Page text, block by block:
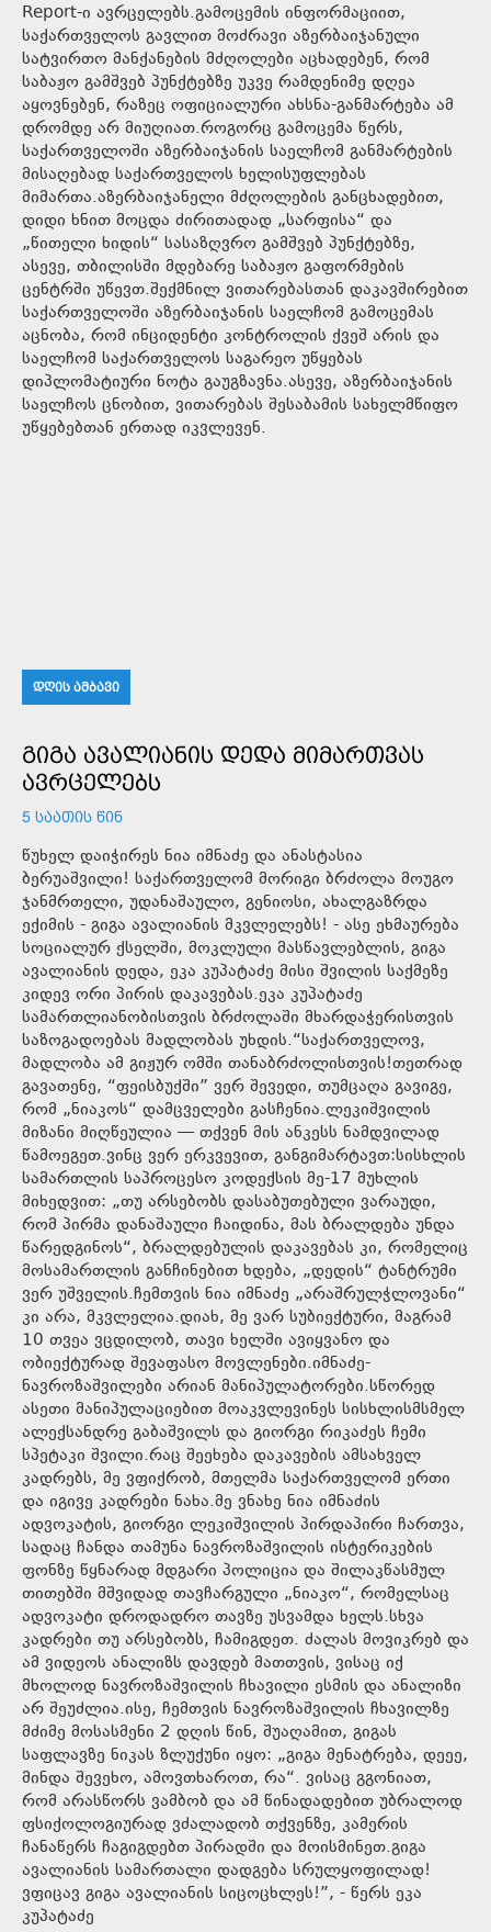
Report-ი ავრცელებს.გამოცემის ინფორმაციით,
საქართველოს გავლით მოძრავი აზერბაიჯანული
სატვირთო მანქანების მძღოლები აცხადებენ, რომ
საბაჟო გამშვებ პუნქტებზე უკვე რამდენიმე დღეა
აყოვნებენ, რაზეც ოფიციალური ახსნა-განმარტება ამ
დრომდე არ მიუღიათ.როგორც გამოცემა წერს,
საქართველოში აზერბაიჯანის საელჩომ განმარტების
მისაღებად საქართველოს ხელისუფლებას
მიმართა.აზერბაიჯანელი მძღოლების განცხადებით,
დიდი ხნით მოცდა ძირითადად „სარფისა“ და
„წითელი ხიდის“ სასაზღვრო გამშვებ პუნქტებზე,
ასევე, თბილისში მდებარე საბაჟო გაფორმების
ცენტრში უწევთ.შექმნილ ვითარებასთან დაკავშირებით
საქართველოში აზერბაიჯანის საელჩომ გამოცემას
აცნობა, რომ ინციდენტი კონტროლის ქვეშ არის და
საელჩომ საქართველოს საგარეო უწყებას
დიპლომატიური ნოტა გაუგზავნა.ასევე, აზერბაიჯანის
საელჩოს ცნობით, ვითარებას შესაბამის სახელმწიფო
უწყებებთან ერთად იკვლევენ.
ᲓᲦᲘᲡ ᲐᲛᲑᲐᲕᲘ
ᲒᲘᲒᲐ ᲐᲕᲐᲚᲘᲐᲜᲘᲡ ᲓᲔᲓᲐ ᲛᲘᲛᲐᲠᲗᲕᲐᲡ
ᲐᲕᲠᲪᲔᲚᲔᲑᲡ
5 ᲡᲐᲐᲗᲘᲡ ᲬᲘᲜ
წუხელ დაიჭირეს ნია იმნაძე და ანასტასია
ბერუაშვილი! საქართველომ მორიგი ბრძოლა მოუგო
ჯანმრთელი, უდანაშაულო, გენიოსი, ახალგაზრდა
ექიმის - გიგა ავალიანის მკვლელებს! - ასე ეხმაურება
სოციალურ ქსელში, მოკლული მასწავლებლის, გიგა
ავალიანის დედა, ეკა კუპატაძე მისი შვილის საქმეზე
კიდევ ორი პირის დაკავებას.ეკა კუპატაძე
სამართლიანობისთვის ბრძოლაში მხარდაჭერისთვის
საზოგადოებას მადლობას უხდის.“საქართველოვ,
მადლობა ამ გიჟურ ომში თანაბრძოლისთვის!თეთრად
გავათენე, “ფეისბუქში” ვერ შევედი, თუმცაღა გავიგე,
რომ „ნიაკოს“ დამცველები გასჩენია.ლეკიშვილის
მიზანი მიღწეულია — თქვენ მის ანკესს ნამდვილად
წამოეგეთ.ვინც ვერ ერკვევით, განგიმარტავთ:სისხლის
სამართლის საპროცესო კოდექსის მე-17 მუხლის
მიხედვით: „თუ არსებობს დასაბუთებული ვარაუდი,
რომ პირმა დანაშაული ჩაიდინა, მას ბრალდება უნდა
წარედგინოს“, ბრალდებულის დაკავებას კი, რომელიც
მოსამართლის განჩინებით ხდება, „დედის“ ტანტრუმი
ვერ უშველის.ჩემთვის ნია იმნაძე „არაშრულჭლოვანი“
კი არა, მკვლელია.დიახ, მე ვარ სუბიექტური, მაგრამ
10 თვეა ვცდილობ, თავი ხელში ავიყვანო და
ობიექტურად შევაფასო მოვლენები.იმნაძე-
ნავროზაშვილები არიან მანიპულატორები.სწორედ
ასეთი მანიპულაციებით მოაკვლევინეს სისხლისმსმელ
ალექსანდრე გაბაშვილს და გიორგი რიკაძეს ჩემი
სპეტაკი შვილი.რაც შეეხება დაკავების ამსახველ
კადრებს, მე ვფიქრობ, მთელმა საქართველომ ერთი
და იგივე კადრები ნახა.მე ვნახე ნია იმნაძის
ადვოკატის, გიორგი ლეკიშვილის პირდაპირი ჩართვა,
სადაც ჩანდა თამუნა ნავროზაშვილის ისტერიკების
ფონზე წყნარად მდგარი პოლიცია და შილაკწასმულ
თითებში მშვიდად თავჩარგული „ნიაკო“, რომელსაც
ადვოკატი დროდადრო თავზე უსვამდა ხელს.სხვა
კადრები თუ არსებობს, ჩამიგდეთ. ძალას მოვიკრებ და
ამ ვიდეოს ანალიზს დავდებ მათთვის, ვისაც იქ
მხოლოდ ნავროზაშვილის ჩხავილი ესმის და ანალიზი
არ შეუძლია.ისე, ჩემთვის ნავროზაშვილის ჩხავილზე
მძიმე მოსასმენი 2 დღის წინ, შუაღამით, გიგას
საფლავზე ნიკას ზლუქუნი იყო: „გიგა მენატრება, დეეე,
მინდა შევეხო, ამოვთხაროთ, რა“. ვისაც გგონიათ,
რომ არასწორს ვამბობ და ამ წინადადებით უბრალოდ
ფსიქოლოგიურად ვძალადობ თქვენზე, კამერის
ჩანაწერს ჩაგიგდებთ პირადში და მოისმინეთ.გიგა
ავალიანის სამართალი დადგება სრულყოფილად!
ვფიცავ გიგა ავალიანის სიცოცხლეს!”, - წერს ეკა
კუპატაძე